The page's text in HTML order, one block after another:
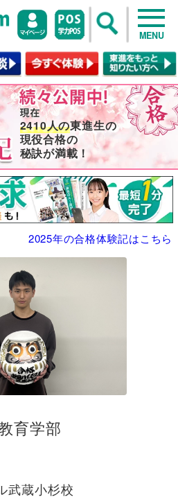
MENU
2410人の東進生の
現役合格の
秘訣が満載！
2025年の合格体験記はこちら
image
育学部
武蔵小杉校